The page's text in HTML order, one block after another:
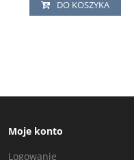
DO KOSZYKA
Moje konto
Logowanie